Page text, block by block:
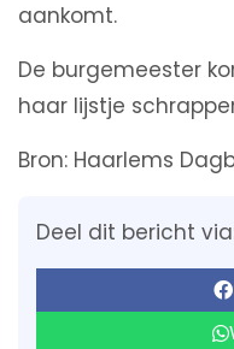
aankomt.
De burgemeester
haar lijstje
Bron: Haarlems
Deel dit bericht